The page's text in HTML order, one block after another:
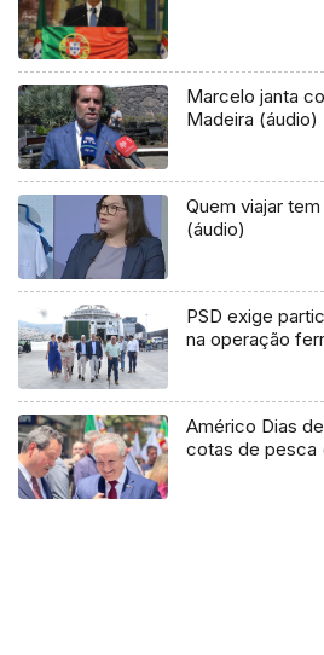
Marcelo janta
Madeira (áudio)
Quem viajar
(áudio)
PSD exige
na operação
Américo Dias
cotas de pesca